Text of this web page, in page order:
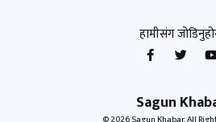
Sagun
हामीसंग